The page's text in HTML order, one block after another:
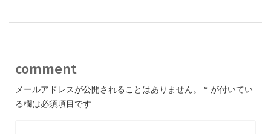
comment
メールアドレスが公開されることはありません。 * が付いてい
る欄は必須項目です